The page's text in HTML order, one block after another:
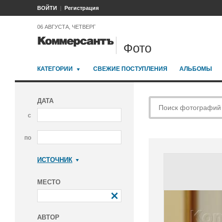
ВОЙТИ Регистрация
06 АВГУСТА, ЧЕТВЕРГ
Фото
КАТЕГОРИИ СВЕЖИЕ ПОСТУПЛЕНИЯ АЛЬБОМЫ
ДАТА
с
по
ИСТОЧНИК
МЕСТО
АВТОР